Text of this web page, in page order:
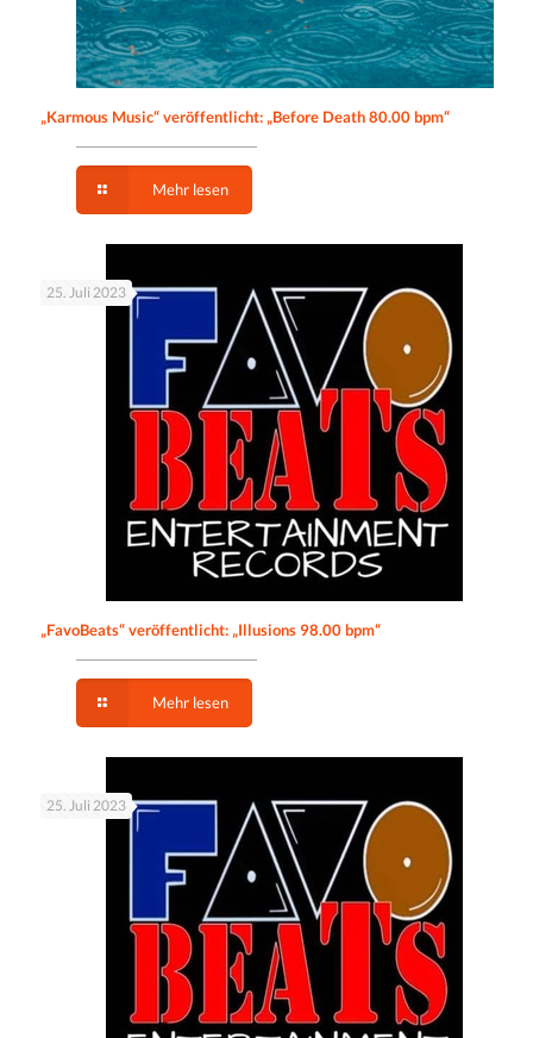
„Karmous Music“ veröffentlicht: „Before Death 80.00 bpm“
Mehr lesen
25. Juli 2023
„FavoBeats“ veröffentlicht: „Illusions 98.00 bpm“
Mehr lesen
25. Juli 2023